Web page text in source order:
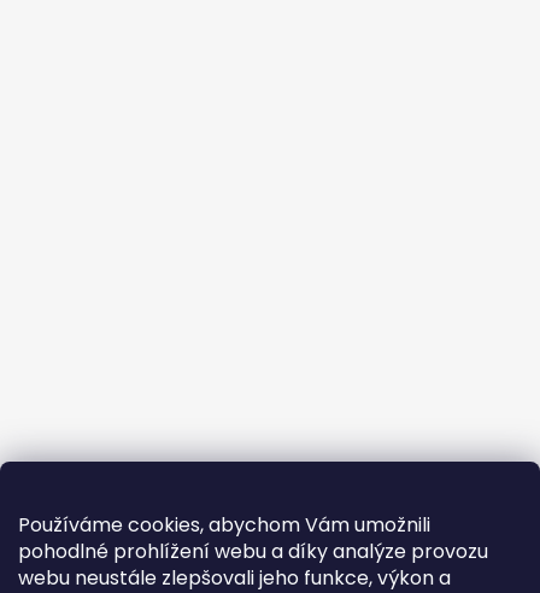
Používáme cookies, abychom Vám umožnili
pohodlné prohlížení webu a díky analýze provozu
webu neustále zlepšovali jeho funkce, výkon a